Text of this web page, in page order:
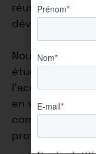
réussite
développement
Nous nous
étudiant de
l’accent sur la
en soi et sur
compétences